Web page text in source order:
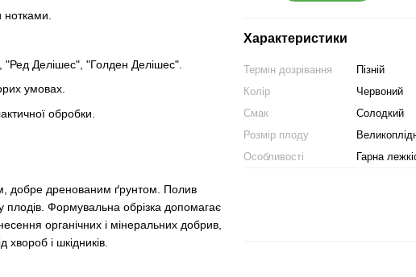
Делішес", "Голден Делішес".
умовах.
обробки.
добре дренованим ґрунтом. Полив
плодів. Формувальна обрізка допомагає
органічних і мінеральних добрив,
хвороб і шкідників.
Характеристики
Термін дозрівання
Пізній
Колір
Червоний
Смак
Солодкий
Розмір плоду
Особливості
Гарна